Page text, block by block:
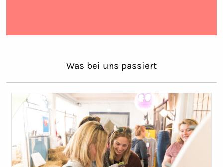
Was bei uns passiert